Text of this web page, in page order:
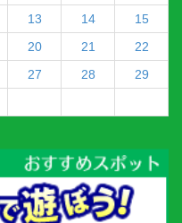
13 14
15
20 21
22
27 28
29